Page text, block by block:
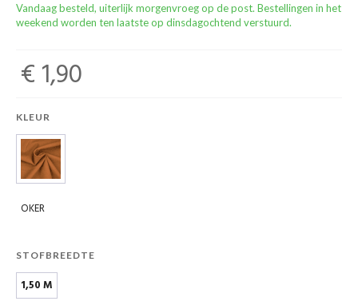
Vandaag besteld, uiterlijk morgenvroeg op de post. Bestellingen in het
weekend worden ten laatste op dinsdagochtend verstuurd.
€ 1,90
KLEUR
OKER
STOFBREEDTE
1,50 M